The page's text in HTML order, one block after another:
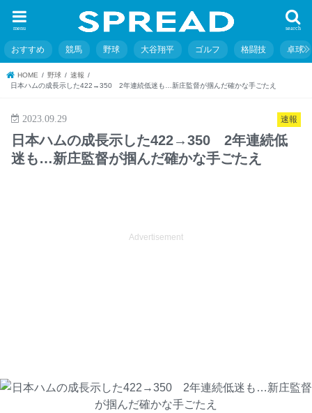
search
menu
おすすめ 競馬 野球 大谷翔平 ゴルフ 格闘技 卓球
HOME 野球
速報
日本ハムの成長示した422→350 2年連続低迷も…新庄監督が掴んだ確かな手ごたえ
速報
2023.09.29
日本ハムの成長示した422→350 2年連続低
迷も…新庄監督が掴んだ確かな手ごたえ
Advertisement